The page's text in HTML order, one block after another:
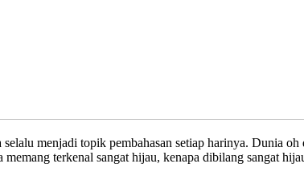
selalu menjadi topik pembahasan setiap harinya. Dunia
terkenal sangat hijau, kenapa dibilang sangat